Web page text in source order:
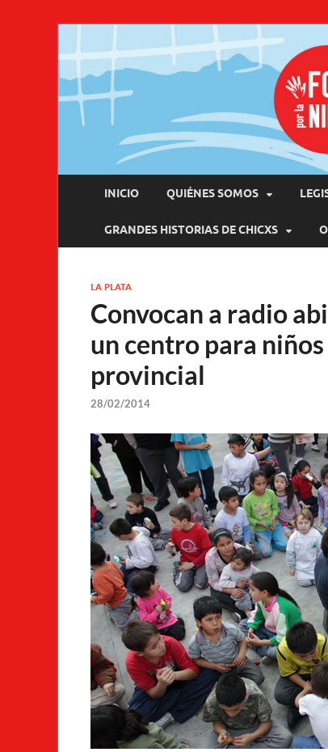
INICIO QUIÉNES SOMOS
GRANDES HISTORIAS DE CHICXS
LA PLATA
Convocan a radio
un centro para
provincial
28/02/2014